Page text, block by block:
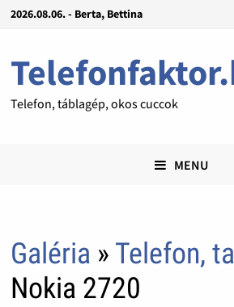
2026.08.06. - Berta, Bettina
Telefon, táblagép, okos cuccok
MENU
Galéria » Telefon,
Nokia 2720